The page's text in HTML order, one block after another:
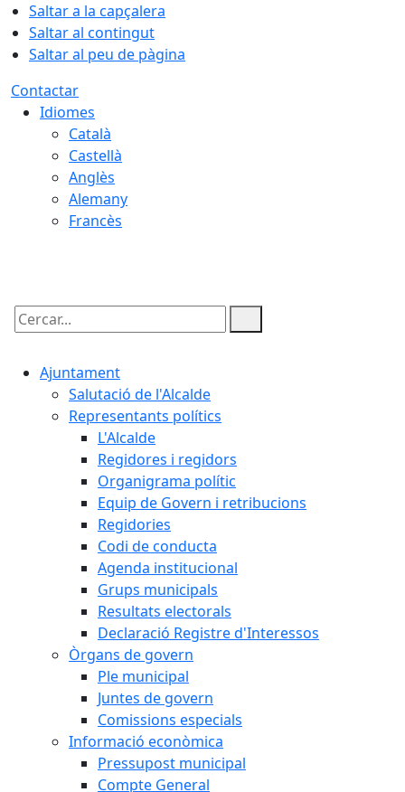
Saltar a la capçalera
Saltar al contingut
Saltar al peu de pàgina
Contactar
Idiomes
Català
Castellà
Anglès
Alemany
Francès
Cercar:
Ajuntament
Salutació de l'Alcalde
Representants polítics
L'Alcalde
Regidores i regidors
Organigrama polític
Equip de Govern i retribucions
Regidories
Codi de conducta
Agenda institucional
Grups municipals
Resultats electorals
Declaració Registre d'Interessos
Òrgans de govern
Ple municipal
Juntes de govern
Comissions especials
Informació econòmica
Pressupost municipal
Compte General